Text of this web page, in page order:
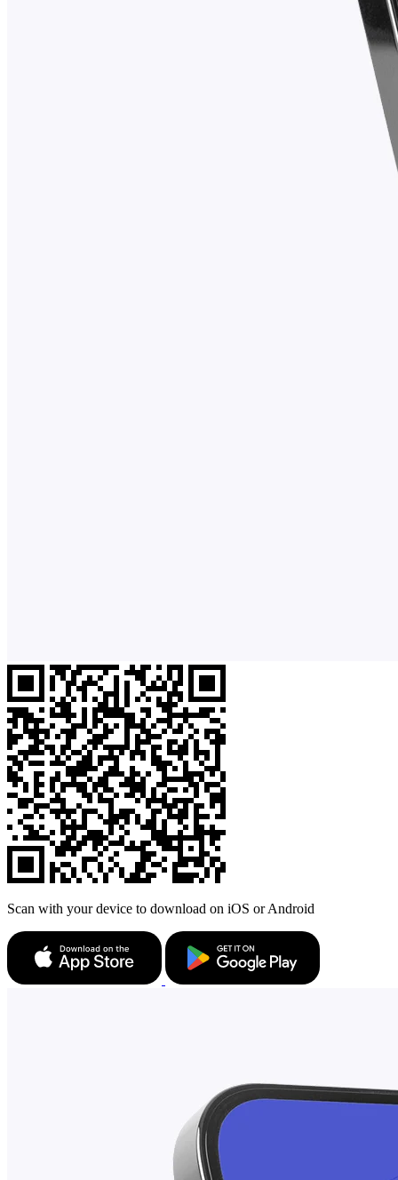
Scan with your device to download on iOS or Android